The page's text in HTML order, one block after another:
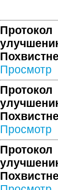
Просмотр
Просмотр